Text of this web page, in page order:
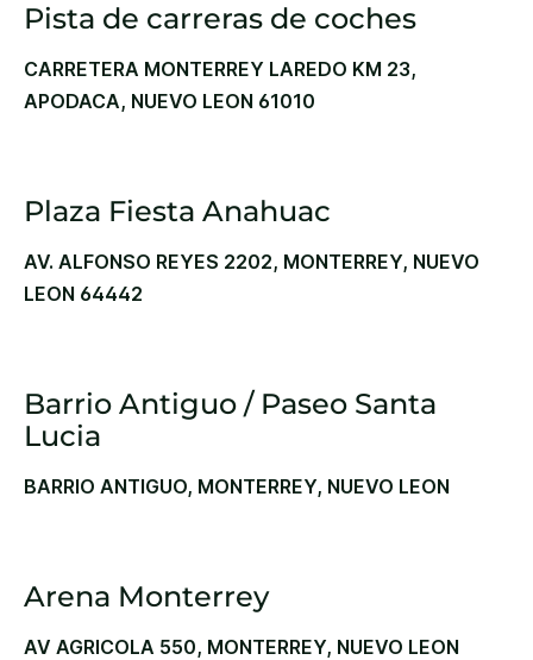
Pista de carreras de coches
CARRETERA MONTERREY LAREDO KM 23,
APODACA, NUEVO LEON 61010
Plaza Fiesta Anahuac
AV. ALFONSO REYES 2202, MONTERREY, NUEVO
LEON 64442
Barrio Antiguo / Paseo Santa
Lucia
BARRIO ANTIGUO, MONTERREY, NUEVO LEON
Arena Monterrey
AV AGRICOLA 550, MONTERREY, NUEVO LEON